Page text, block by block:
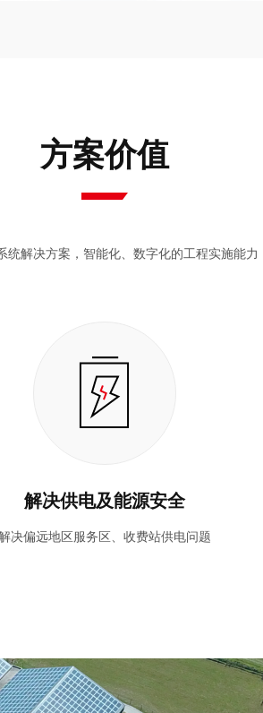
方案价值
解决方案，智能化、数字化的工程实施能力
解决供电及能源安全
决偏远地区服务区、收费站供电问题